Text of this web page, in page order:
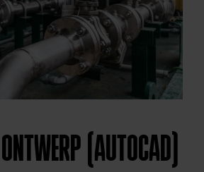
(AUTOCAD)